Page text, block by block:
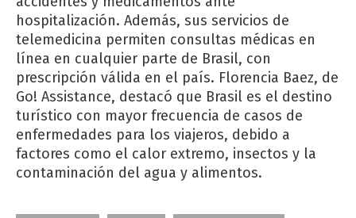
hospitalización. Además, sus servicios de
telemedicina permiten consultas médicas en
línea en cualquier parte de Brasil, con
prescripción válida en el país. Florencia Baez, de
Go! Assistance, destacó que Brasil es el destino
turístico con mayor frecuencia de casos de
enfermedades para los viajeros, debido a
factores como el calor extremo, insectos y la
contaminación del agua y alimentos.